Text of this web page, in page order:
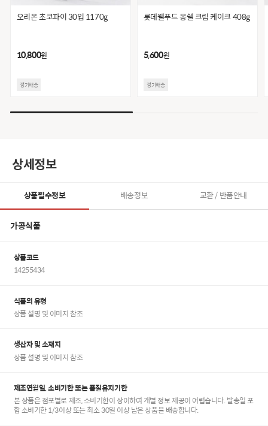
오리온 초코파이 30입 1170g
10,800원
정기배송
롯데웰푸드 몽쉘 크림 케이크 408g
5,600원
정기배송
상세정보
상품필수정보 배송정보 교환 / 반품안내
가공식품
상품코드
14255434
식품의 유형
상품 설명 및 이미지 참조
생산자 및 소재지
상품 설명 및 이미지 참조
제조연월일, 소비기한 또는 품질유지기한
본 상품은 점포별로 제조, 소비기한이 상이하여 개별 정보 제공이 어렵습니다. 발송일 포
함 소비기한 1/3이상 또는 최소 30일 이상 남은 상품을 배송합니다.